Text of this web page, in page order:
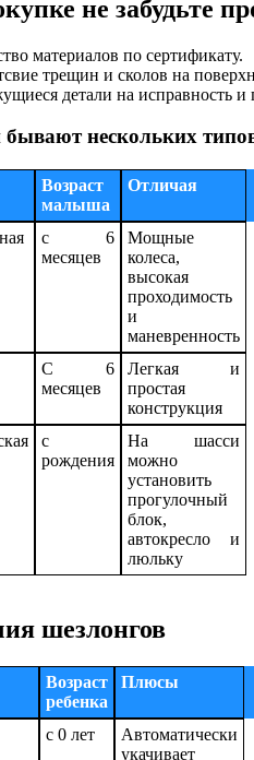
не забудьте
материалов по сертификату.
трещин и сколов на
детали на исправность и
бывают нескольких
Возраст
малыша
Отличая
с 6
месяцев
Мощные
колеса,
высокая
проходимость
и
маневренность
С 6
месяцев
Легкая и
простая
конструкция
с
рождения
На шасси
можно
установить
прогулочный
блок,
автокресло и
люльку
шезлонгов
Возраст
ребенка
Плюсы
с 0 лет
Автоматически
укачивает